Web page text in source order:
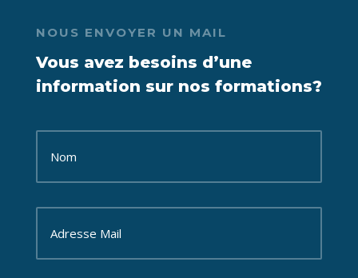
NOUS ENVOYER UN MAIL
Vous avez besoins d’une
information sur nos formations?